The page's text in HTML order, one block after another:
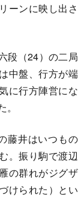
ーンに映し出さ
段（24）の二局
中盤、行方が端
に行方陣営にな
藤井はいつもの
。振り駒で渡辺
の群れがジグザ
けられた）とい